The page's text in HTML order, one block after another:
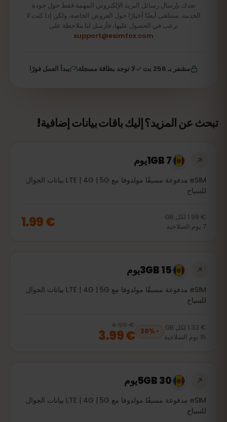
نعدك بإرسال رسائل البريد الإلكتروني المهمة فقط حول جودة
الخدمة. ستتلقى أيضًا أخبارًا حول العروض الخاصة، ولكن إذا كنت لا
ترغب في الحصول عليها، فأرسل لنا ملاحظة على
support@esimfox.com
مشفر بـ 256 بت لا توجد بطاقة مسجلة يبدأ العمل فورًا
تبحث عن المزيد؟ إليك باقات بيانات إضافية!
1GB 7يوم
eSIM مدفوعة مسبقًا مولدوفا مع LTE | 4G | 5G بيانات الجوال
للسياح
€ 1.99 لكل GB
7 يوم الصلاحية € 1.99
3GB 15يوم
eSIM مدفوعة مسبقًا مولدوفا مع LTE | 4G | 5G بيانات الجوال
للسياح
€ 1.33 لكل GB
15 يوم الصلاحية
−
20%
20% off, was
€ 3.99 € 4.99
€ 3.99
5GB 30يوم
eSIM مدفوعة مسبقًا مولدوفا مع LTE | 4G | 5G بيانات الجوال
للسياح